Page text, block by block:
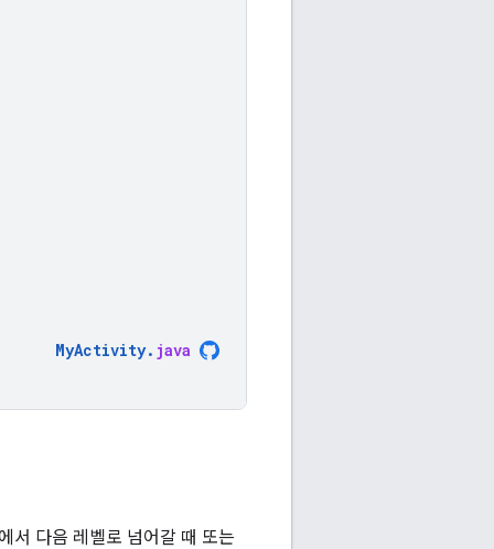
MyActivity. java
서 다음 레벨로 넘어갈 때 또는